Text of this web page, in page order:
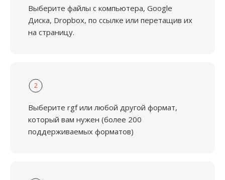
Выберите файлы с компьютера, Google
Диска, Dropbox, по ссылке или перетащив их
на страницу.
2
Выберите rgf или любой другой формат,
который вам нужен (более 200
поддерживаемых форматов)